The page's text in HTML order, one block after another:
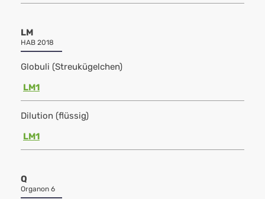
LM
HAB 2018
Globuli (Streukügelchen)
LM1
Dilution (flüssig)
LM1
Q
Organon 6